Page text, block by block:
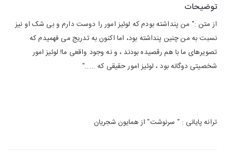
توضیحات
از متن :" من پنداشته بودم که لوئیز امور را دوست دارم و بی شک او نیز
نسبت به من چنین پنداشته بود، اما اکنون به تدریج می فهمیدم که
تصویرهای ما با هم رقصیده بودند ، و نه وجود واقعی ما! لوئیز امور
شخصیتی دوگانه بود ، لوئیز امور حقیقی که ....."
ترانه پایانی : " سرنوشت" از همایون شجریان